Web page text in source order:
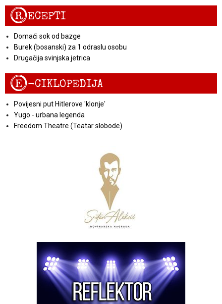
RECEPTI
Domaći sok od bazge
Burek (bosanski) za 1 odraslu osobu
Drugačija svinjska jetrica
E-CIKLOPEDIJA
Povijesni put Hitlerove 'klonje'
Yugo - urbana legenda
Freedom Theatre (Teatar slobode)